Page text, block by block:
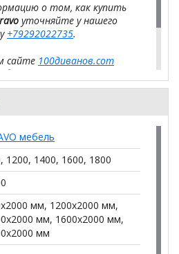
о том, как купить
уточняйте у нашего
+79292022735.
сайте 100диванов.com
интернет-магазина
в розничных магазинах-
мебель
1200, 1400, 1600, 1800
мм, 1200x2000 мм,
мм, 1600x2000 мм,
мм